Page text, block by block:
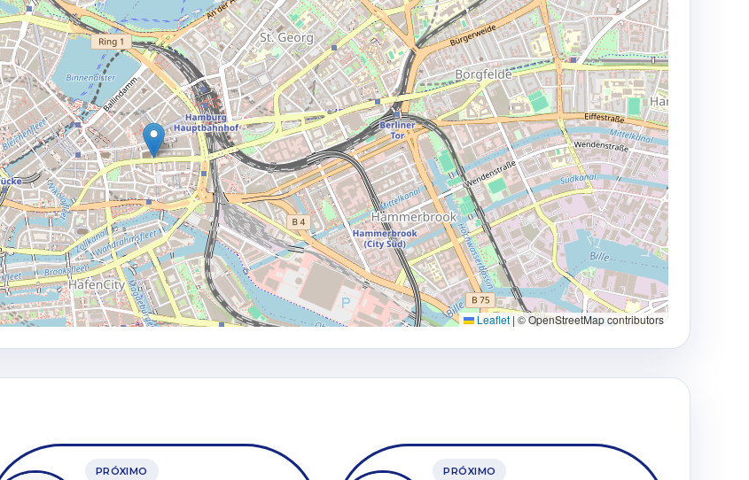
Leaflet | © OpenStreetMap contributors
PRÓXIMO PRÓXIMO